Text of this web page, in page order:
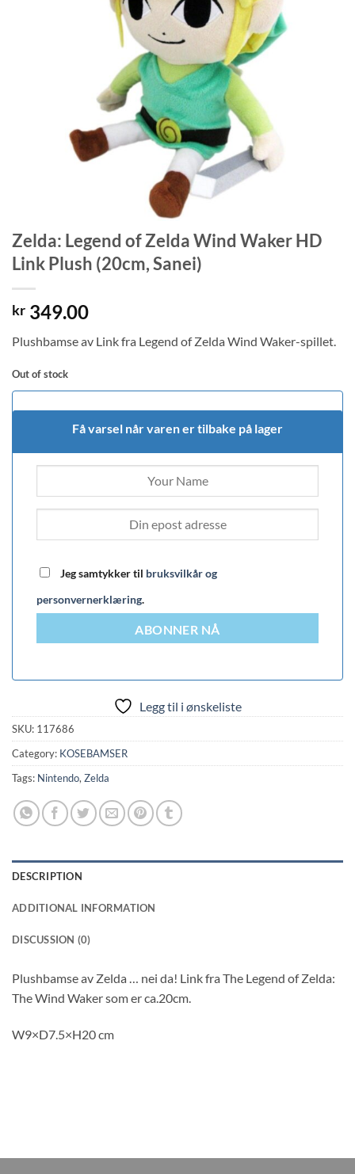
Zelda: Legend of Zelda Wind Waker HD
Link Plush (20cm, Sanei)
kr 349.00
Plushbamse av Link fra Legend of Zelda Wind Waker-spillet.
Out of stock
Få varsel når varen er tilbake på lager
Jeg samtykker til bruksvilkår og
personvernerklæring.
ABONNER NÅ
Legg til i ønskeliste
SKU: 117686
Category: KOSEBAMSER
Tags: Nintendo, Zelda
DESCRIPTION
ADDITIONAL INFORMATION
DISCUSSION (0)
Plushbamse av Zelda … nei da! Link fra The Legend of Zelda:
The Wind Waker som er ca.20cm.
W9×D7.5×H20 cm